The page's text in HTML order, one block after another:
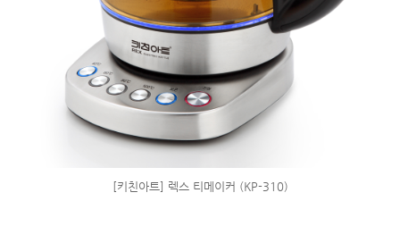
[키친아트] 렉스 티메이커 (KP-310)